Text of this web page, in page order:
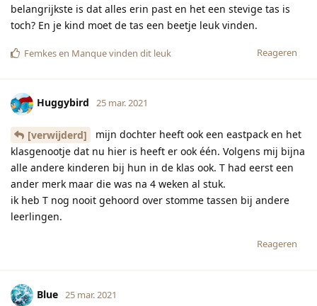
belangrijkste is dat alles erin past en het een stevige tas is
toch? En je kind moet de tas een beetje leuk vinden.
Reageren
Femkesen Manquevinden dit leuk
Huggybird 25 mar. 2021
[verwijderd]
mijn dochter heeft ook een eastpack en het
klasgenootje dat nu hier is heeft er ook één. Volgens mij bijna
alle andere kinderen bij hun in de klas ook. T had eerst een
ander merk maar die was na 4 weken al stuk.
ik heb T nog nooit gehoord over stomme tassen bij andere
leerlingen.
Reageren
Blue 25 mar. 2021